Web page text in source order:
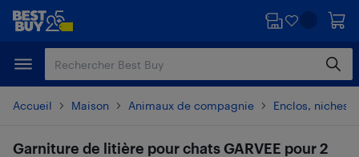
Passer
principal
Passer
Accueil Maison Animaux de compagnie Enclos, niches
Garniture de litière pour chats GARVEE pour 2